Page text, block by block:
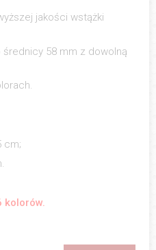
jakości wstążki
58 mm z dowolną
cm;
kolorów.